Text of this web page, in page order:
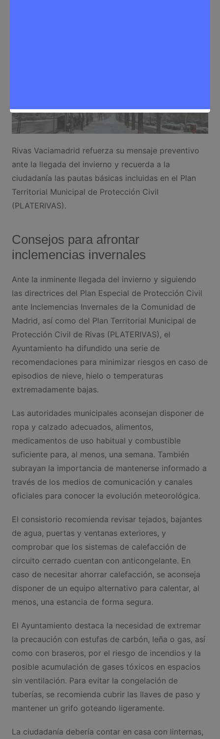
Rivas Vaciamadrid refuerza su mensaje preventivo
ante la llegada del invierno y recuerda a la
ciudadanía las pautas básicas incluidas en el Plan
Territorial Municipal de Protección Civil
(PLATERIVAS).
Consejos para afrontar
inclemencias invernales
Ante la inminente llegada del invierno y siguiendo
las directrices del Plan Especial de Protección Civil
ante Inclemencias Invernales de la Comunidad de
Madrid, así como del Plan Territorial Municipal de
Protección Civil de Rivas (PLATERIVAS), el
Ayuntamiento ha difundido una serie de
recomendaciones para minimizar riesgos en caso de
episodios de nieve, hielo o temperaturas
extremadamente bajas.
Las autoridades municipales aconsejan disponer de
ropa y calzado adecuados, alimentos,
medicamentos de uso habitual y combustible
suficiente para, al menos, una semana. También
subrayan la importancia de mantenerse informado a
través de los medios de comunicación y canales
oficiales para conocer la evolución meteorológica.
El consistorio recomienda revisar tejados, bajantes
de agua, puertas y ventanas exteriores, y
comprobar que los sistemas de calefacción de
circuito cerrado cuentan con anticongelante. En
caso de necesitar ahorrar calefacción, se aconseja
disponer de un equipo alternativo para calentar, al
menos, una estancia de forma segura.
El Ayuntamiento destaca la necesidad de extremar
la precaución con estufas de carbón, leña o gas, así
como con braseros, por el riesgo de incendios y la
posible acumulación de gases tóxicos en espacios
sin ventilación. Para evitar la congelación de
tuberías, se recomienda cubrir las llaves de paso y
mantener un grifo goteando ligeramente.
La ciudadanía debería contar en casa con linternas,